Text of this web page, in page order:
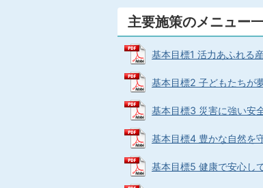
主要施策のメニュー
基本目標1 活力あふれる
基本目標2 子どもたちが
基本目標3 災害に強い安
基本目標4 豊かな自然を
基本目標5 健康で安心し